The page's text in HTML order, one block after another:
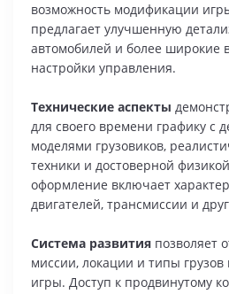
возможность модификации
предлагает улучшенную
автомобилей и более широкие
настройки управления.
Технические аспекты
для своего времени графику с
моделями грузовиков,
техники и достоверной
оформление включает
двигателей, трансмиссии и
Система развития позволяет
миссии, локации и типы
игры. Доступ к продвинутому